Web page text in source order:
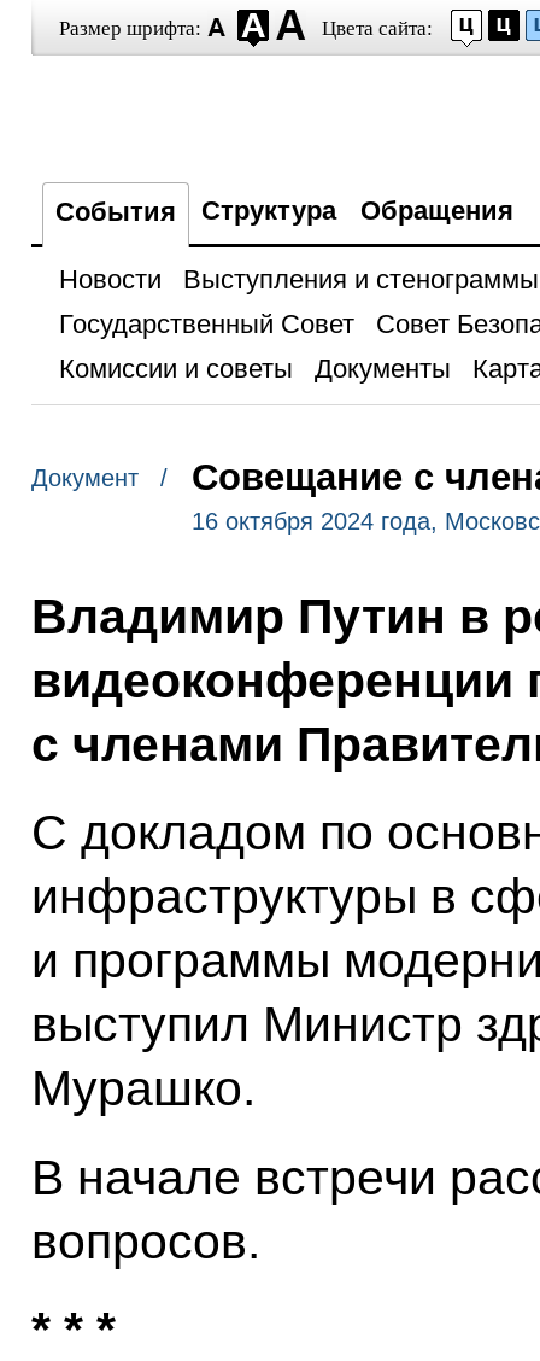
Размер шрифта: Цвета сайта:
События Структура Обращения
Новости
Выступления и стенограммы
Государственный Совет
Совет
Комиссии и советы
Документы
Документ / Совещание с
16 октября 2024 года,
Владимир Путин в
видеоконференции
с членами
С докладом по
инфраструктуры в
и программы
выступил Министр
Мурашко.
В начале встречи
вопросов.
* * *